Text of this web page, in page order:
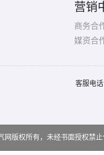
营销
商务合
媒资合
客服电
网版权所有，未经书面授权